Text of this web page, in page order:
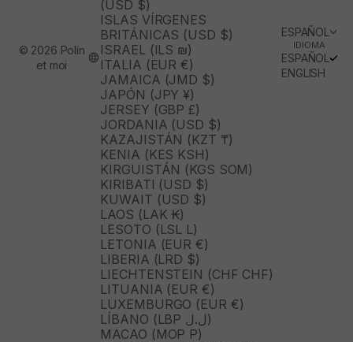
(USD $)
ISLAS VÍRGENES
BRITÁNICAS (USD $)
ISRAEL (ILS ₪)
ITALIA (EUR €)
JAMAICA (JMD $)
JAPÓN (JPY ¥)
JERSEY (GBP £)
JORDANIA (USD $)
KAZAJISTÁN (KZT ₸)
KENIA (KES KSH)
KIRGUISTÁN (KGS SOM)
KIRIBATI (USD $)
KUWAIT (USD $)
LAOS (LAK ₭)
LESOTO (LSL L)
LETONIA (EUR €)
LIBERIA (LRD $)
LIECHTENSTEIN (CHF CHF)
LITUANIA (EUR €)
LUXEMBURGO (EUR €)
LÍBANO (LBP ل.ل)
MACAO (MOP P)
ESPAÑOL
IDIOMA
ESPAÑOL
ENGLISH
© 2026 Polín
et moi